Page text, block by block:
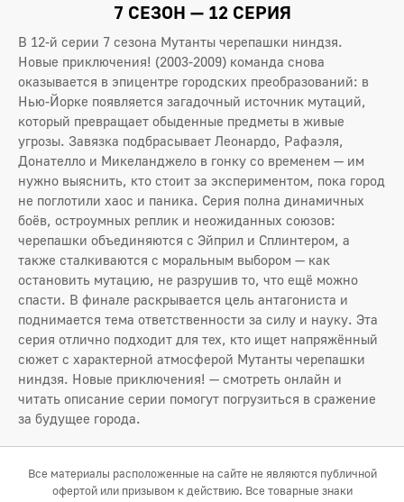
7 СЕЗОН — 12 СЕРИЯ
В 12-й серии 7 сезона Мутанты черепашки ниндзя.
Новые приключения! (2003-2009) команда снова
оказывается в эпицентре городских преобразований: в
Нью-Йорке появляется загадочный источник мутаций,
который превращает обыденные предметы в живые
угрозы. Завязка подбрасывает Леонардо, Рафаэля,
Донателло и Микеланджело в гонку со временем — им
нужно выяснить, кто стоит за экспериментом, пока город
не поглотили хаос и паника. Серия полна динамичных
боёв, остроумных реплик и неожиданных союзов:
черепашки объединяются с Эйприл и Сплинтером, а
также сталкиваются с моральным выбором — как
остановить мутацию, не разрушив то, что ещё можно
спасти. В финале раскрывается цель антагониста и
поднимается тема ответственности за силу и науку. Эта
серия отлично подходит для тех, кто ищет напряжённый
сюжет с характерной атмосферой Мутанты черепашки
ниндзя. Новые приключения! — смотреть онлайн и
читать описание серии помогут погрузиться в сражение
за будущее города.
Все материалы расположенные на сайте не являются публичной
офертой или призывом к действию. Все товарные знаки